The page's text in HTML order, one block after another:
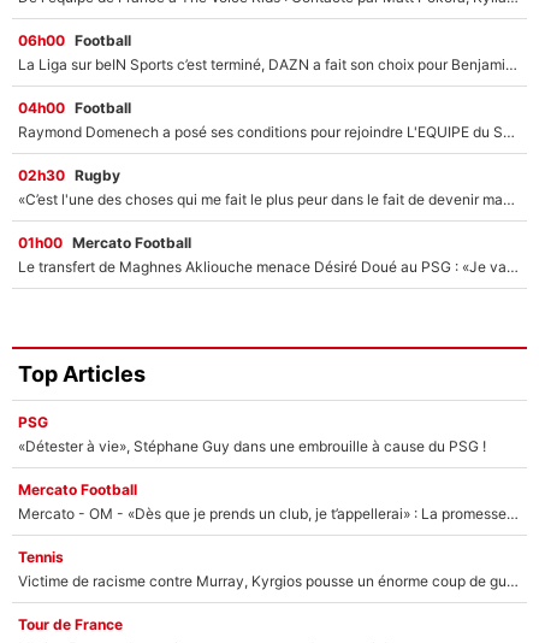
06h00 Football
La Liga sur beIN Sports c’est terminé, DAZN a fait son choix pour Benjamin Da Silva et Omar Da Fonseca !
04h00 Football
Raymond Domenech a posé ses conditions pour rejoindre L'EQUIPE du Soir : Il refuse de faire l'émission avec un autre chroniqueur !
02h30 Rugby
«C’est l'une des choses qui me fait le plus peur dans le fait de devenir maman» : En couple avec Antoine Dupont, Iris Mittenaere s'inquiète déjà pour ses futurs enfants !
01h00 Mercato Football
Le transfert de Maghnes Akliouche menace Désiré Doué au PSG : «Je valide à 200%»
Top Articles
PSG
«Détester à vie», Stéphane Guy dans une embrouille à cause du PSG !
Mercato Football
Mercato - OM - «Dès que je prends un club, je t’appellerai» : La promesse de Marcelino au moment de claquer la porte
Tennis
Victime de racisme contre Murray, Kyrgios pousse un énorme coup de gueule !
Tour de France